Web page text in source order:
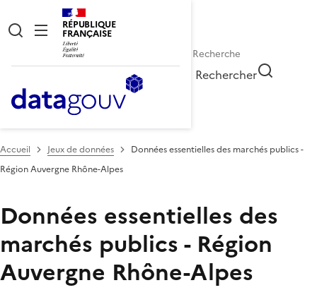
RÉPUBLIQUE
FRANÇAISE
Rechercher
Accueil Jeux de données
Données essentielles des marchés publics -
Région Auvergne Rhône-Alpes
Données essentielles des
marchés publics - Région
Auvergne Rhône-Alpes